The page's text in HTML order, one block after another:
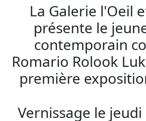
La Galerie l'Oeil
présente le
contemporain
Romario Rolook
première
Vernissage le